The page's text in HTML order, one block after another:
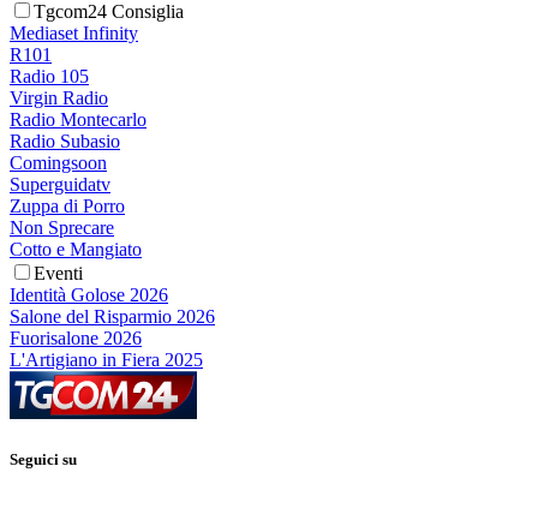
Tgcom24 Consiglia
Mediaset Infinity
R101
Radio 105
Virgin Radio
Radio Montecarlo
Radio Subasio
Comingsoon
Superguidatv
Zuppa di Porro
Non Sprecare
Cotto e Mangiato
Eventi
Identità Golose 2026
Salone del Risparmio 2026
Fuorisalone 2026
L'Artigiano in Fiera 2025
Seguici su